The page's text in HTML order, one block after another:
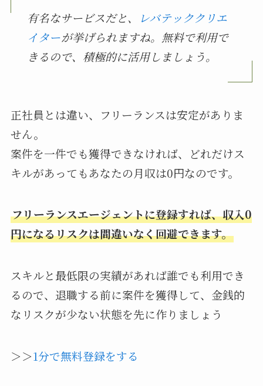
有名なサービスだと、
レバテッククリエ
イターが挙げられますね。無料で利用で
きるので、積極的に活用しましょう。
正社員とは違い、フリーランスは安定がありま
せん。
案件を一件でも獲得できなければ、どれだけス
キルがあってもあなたの月収は0円なのです。
フリーランスエージェントに登録すれば、収入0
円になるリスクは間違いなく回避できます。
スキルと最低限の実績があれば誰でも利用でき
るので、退職する前に案件を獲得して、金銭的
なリスクが少ない状態を先に作りましょう
＞＞1分で無料登録をする